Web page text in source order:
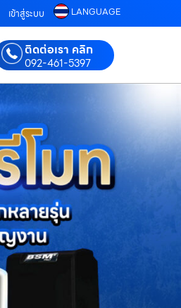
เข้าสู่ระบบ LANGUAGE
ติดต่อเรา คลิก
092-461-5397